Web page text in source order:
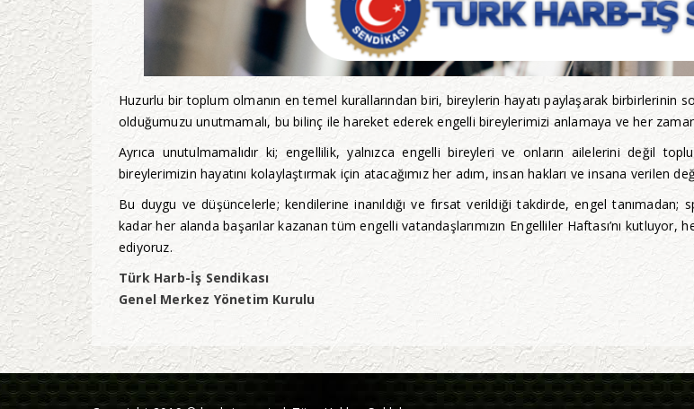
Huzurlu bir toplum olmanın en temel kurallarından biri, bireylerin hayatı paylaşarak birbirlerinin
olduğumuzu unutmamalı, bu bilinç ile hareket ederek engelli bireylerimizi anlamaya ve her
Ayrıca unutulmamalıdır ki; engellilik, yalnızca engelli bireyleri ve onların ailelerini değil
bireylerimizin hayatını kolaylaştırmak için atacağımız her adım, insan hakları ve insana verilen
Bu duygu ve düşüncelerle; kendilerine inanıldığı ve fırsat verildiği takdirde, engel
kadar her alanda başarılar kazanan tüm engelli vatandaşlarımızın Engelliler Haftası’nı kutluyor,
ediyoruz.
Türk Harb-İş Sendikası
Genel Merkez Yönetim Kurulu